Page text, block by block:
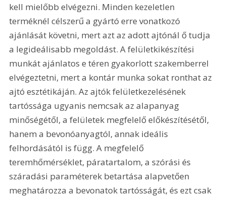
kell mielőbb elvégezni. Minden kezeletlen
terméknél célszerű a gyártó erre vonatkozó
ajánlását követni, mert azt az adott ajtónál ő tudja
a legideálisabb megoldást. A felületkikészítési
munkát ajánlatos e téren gyakorlott szakemberrel
elvégeztetni, mert a kontár munka sokat ronthat az
ajtó esztétikáján. Az ajtók felületkezelésének
tartóssága ugyanis nemcsak az alapanyag
minőségétől, a felületek megfelelő előkészítésétől,
hanem a bevonóanyagtól, annak ideális
felhordásától is függ. A megfelelő
teremhőmérséklet, páratartalom, a szórási és
száradási paraméterek betartása alapvetően
meghatározza a bevonatok tartósságát, és ezt csak